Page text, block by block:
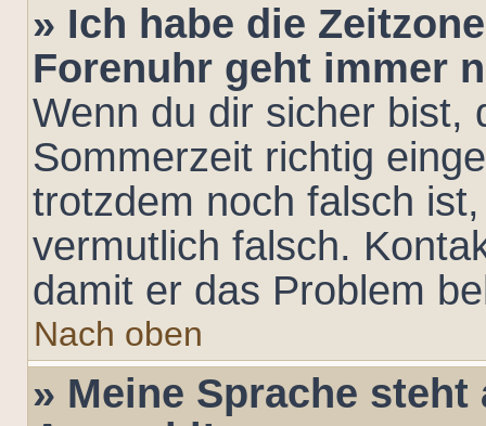
» Ich habe die
Forenuhr geht immer
Wenn du dir sicher bist,
Sommerzeit richtig
trotzdem noch falsch
vermutlich falsch.
damit er das Problem
Nach oben
» Meine Sprache